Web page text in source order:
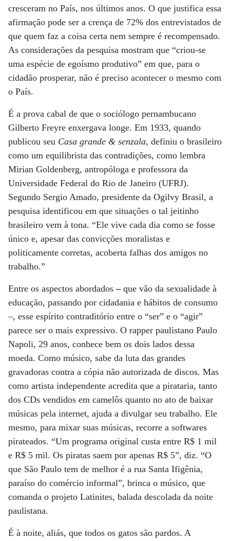
cresceram no País, nos últimos anos. O que justifica essa
afirmação pode ser a crença de 72% dos entrevistados de
que quem faz a coisa certa nem sempre é recompensado.
As considerações da pesquisa mostram que “criou-se
uma espécie de egoísmo produtivo” em que, para o
cidadão prosperar, não é preciso acontecer o mesmo com
o País.
É a prova cabal de que o sociólogo pernambucano
Gilberto Freyre enxergava longe. Em 1933, quando
publicou seu Casa grande & senzala, definiu o brasileiro
como um equilibrista das contradições, como lembra
Mirian Goldenberg, antropóloga e professora da
Universidade Federal do Rio de Janeiro (UFRJ).
Segundo Sergio Amado, presidente da Ogilvy Brasil, a
pesquisa identificou em que situações o tal jeitinho
brasileiro vem à tona. “Ele vive cada dia como se fosse
único e, apesar das convicções moralistas e
politicamente corretas, acoberta falhas dos amigos no
trabalho.”
Entre os aspectos abordados–que vão da sexualidade à
educação, passando por cidadania e hábitos de consumo
–, esse espírito contraditório entre o “ser” e o “agir”
parece ser o mais expressivo. O rapper paulistano Paulo
Napoli, 29 anos, conhece bem os dois lados dessa
moeda. Como músico, sabe da luta das grandes
gravadoras contra a cópia não autorizada de discos. Mas
como artista independente acredita que a pirataria, tanto
dos CDs vendidos em camelôs quanto no ato de baixar
músicas pela internet, ajuda a divulgar seu trabalho. Ele
mesmo, para mixar suas músicas, recorre a softwares
pirateados. “Um programa original custa entre R$ 1 mil
e R$ 5 mil. Os piratas saem por apenas R$ 5”, diz. “O
que São Paulo tem de melhor é a rua Santa Ifigênia,
paraíso do comércio informal”, brinca o músico, que
comanda o projeto Latinites, balada descolada da noite
paulistana.
É à noite, aliás, que todos os gatos são pardos. A